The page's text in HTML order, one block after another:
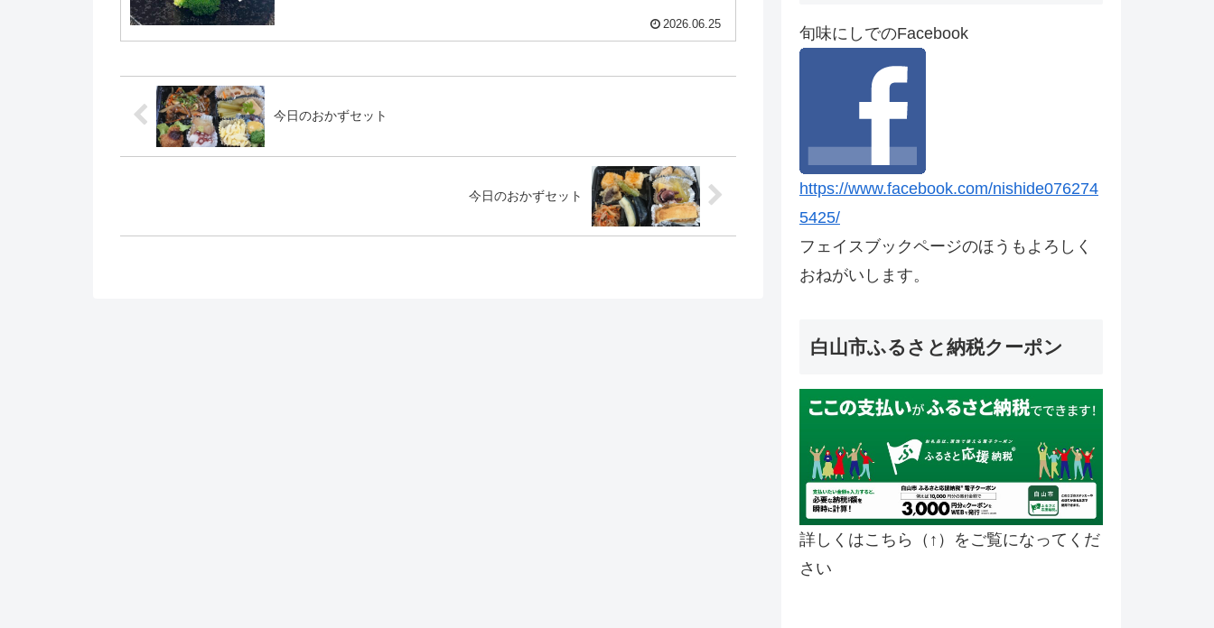
2026.06.25
今日のおかずセット
今日のおかずセット
旬味にしでのFacebook
https://www.facebook.com/nishide076274
5425/
フェイスブックページのほうもよろしく
おねがいします。
白山市ふるさと納税クーポン
詳しくはこちら（↑）をご覧になってくだ
さい